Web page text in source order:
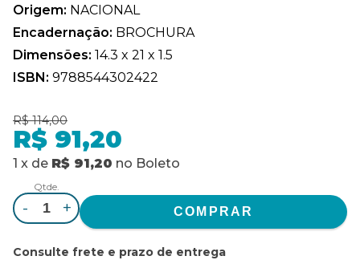
Origem: NACIONAL
Encadernação: BROCHURA
Dimensões: 14.3 x 21 x 1.5
ISBN: 9788544302422
R$ 114,00
R$ 91,20
1 x de R$ 91,20 no Boleto
Qtde.
- +
Consulte frete e prazo de entrega